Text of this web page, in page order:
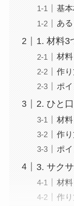
基
あ
1. 材料3
材料
作
ポイ
2. ひと
材料
作
ポイ
3. サク
材料
作